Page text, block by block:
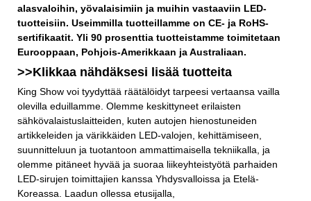
alasvaloihin, yövalaisimiin ja muihin vastaaviin LED-
tuotteisiin. Useimmilla tuotteillamme on CE- ja RoHS-
sertifikaatit. Yli 90 prosenttia tuotteistamme toimitetaan
Eurooppaan, Pohjois-Amerikkaan ja Australiaan.
>>Klikkaa nähdäksesi lisää tuotteita
King Show voi tyydyttää räätälöidyt tarpeesi vertaansa vailla
olevilla eduillamme. Olemme keskittyneet erilaisten
sähkövalaistuslaitteiden, kuten autojen hienostuneiden
artikkeleiden ja värikkäiden LED-valojen, kehittämiseen,
suunnitteluun ja tuotantoon ammattimaisella tekniikalla, ja
olemme pitäneet hyvää ja suoraa liikeyhteistyötä parhaiden
LED-sirujen toimittajien kanssa Yhdysvalloissa ja Etelä-
Koreassa. Laadun ollessa etusijalla,